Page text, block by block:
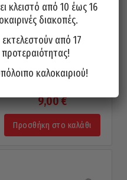
Κεφαλή 1/4 Μηχανής
9,00€
Προσθήκη στο καλάθι
κλειστό από 10 έως 16
διακοπές.
από 17
καλοκαιριού!